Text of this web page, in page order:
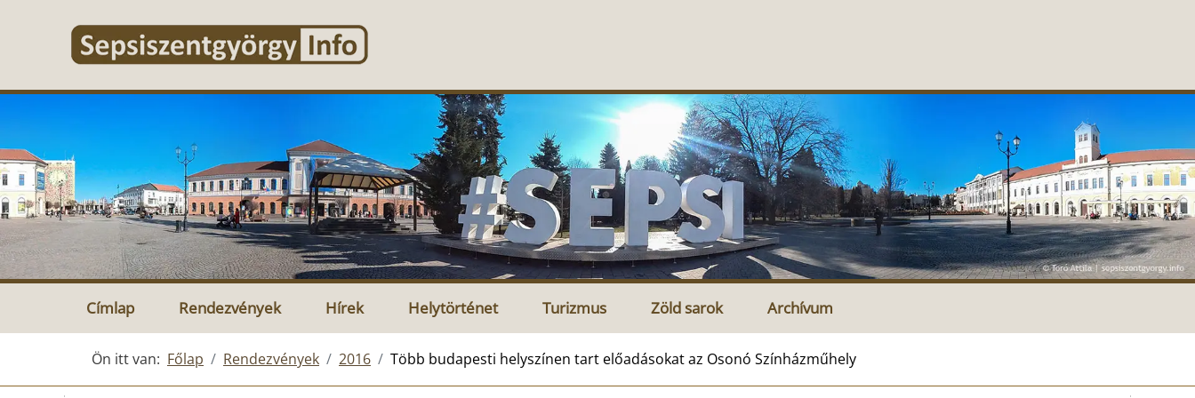
Címlap Rendezvények Hírek Helytörténet Turizmus Zöld sarok Archívum
Ön itt van: Főlap Rendezvények 2016 Több budapesti helyszínen tart előadásokat az Osonó Színházműhely